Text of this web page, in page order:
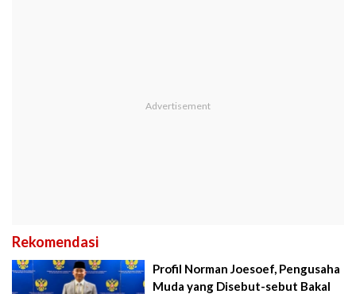
Rekomendasi
Profil Norman Joesoef, Pengusaha
Muda yang Disebut-sebut Bakal